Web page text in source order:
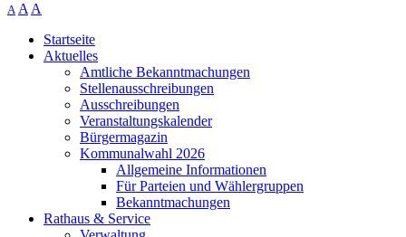
A A A
Startseite
Aktuelles
Amtliche Bekanntmachungen
Stellenausschreibungen
Ausschreibungen
Veranstaltungskalender
Bürgermagazin
Kommunalwahl 2026
Allgemeine Informationen
Für Parteien und Wählergruppen
Bekanntmachungen
Rathaus & Service